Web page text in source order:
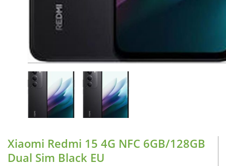
Xiaomi Redmi 15 4G NFC 6GB/128GB
Dual Sim Black EU